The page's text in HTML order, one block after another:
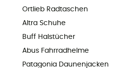
Ortlieb Radtaschen
Altra Schuhe
Buff Halstücher
Abus Fahrradhelme
Patagonia Daunenjacken